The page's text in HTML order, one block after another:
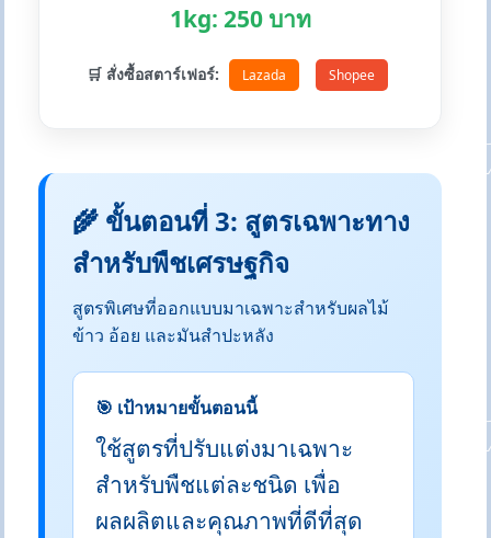
1kg: 250 บาท
🛒 สั่งซื้อสตาร์เฟอร์: Lazada Shopee
🌾 ขั้นตอนที่ 3: สูตรเฉพาะทาง
สำหรับพืชเศรษฐกิจ
สูตรพิเศษที่ออกแบบมาเฉพาะสำหรับผลไม้
ข้าว อ้อย และมันสำปะหลัง
🎯 เป้าหมายขั้นตอนนี้
ใช้สูตรที่ปรับแต่งมาเฉพาะ
สำหรับพืชแต่ละชนิด เพื่อ
ผลผลิตและคุณภาพที่ดีที่สุด